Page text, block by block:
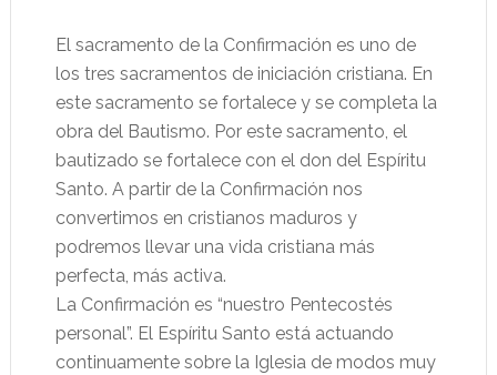
El sacramento de la Confirmación es uno de
los tres sacramentos de iniciación cristiana. En
este sacramento se fortalece y se completa la
obra del Bautismo. Por este sacramento, el
bautizado se fortalece con el don del Espíritu
Santo. A partir de la Confirmación nos
convertimos en cristianos maduros y
podremos llevar una vida cristiana más
perfecta, más activa.
La Confirmación es “nuestro Pentecostés
personal”. El Espíritu Santo está actuando
continuamente sobre la Iglesia de modos muy